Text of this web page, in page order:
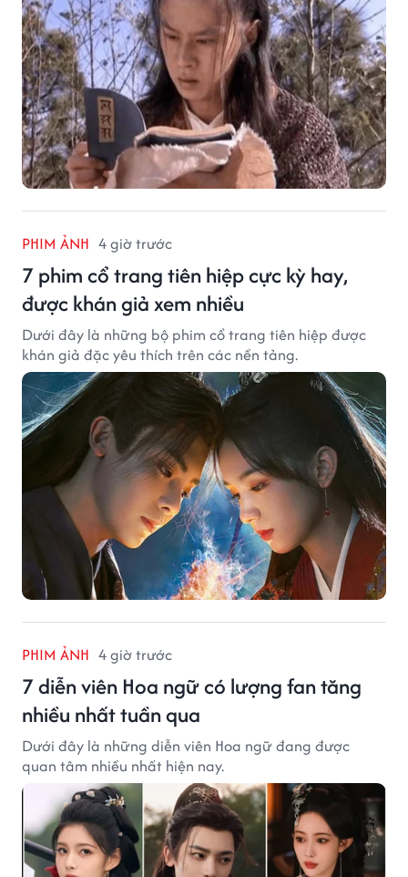
PHIM ẢNH 4 giờ trước
7 phim cổ trang tiên hiệp cực kỳ hay,
được khán giả xem nhiều
Dưới đây là những bộ phim cổ trang tiên hiệp được
khán giả đặc yêu thích trên các nền tảng.
PHIM ẢNH 4 giờ trước
7 diễn viên Hoa ngữ có lượng fan tăng
nhiều nhất tuần qua
Dưới đây là những diễn viên Hoa ngữ đang được
quan tâm nhiều nhất hiện nay.